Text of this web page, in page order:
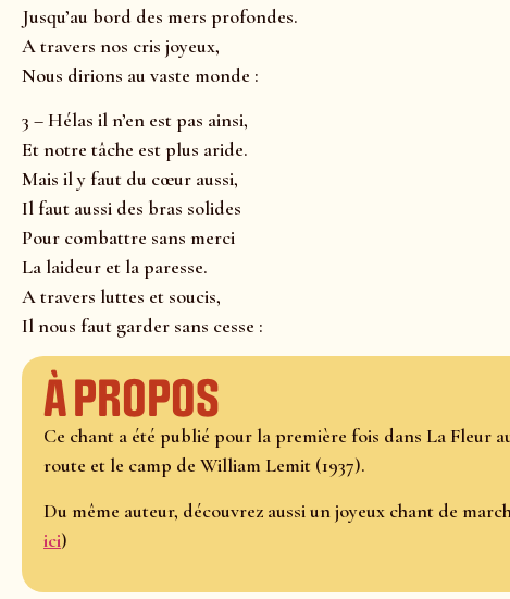
Jusqu’au bord des mers profondes.
A travers nos cris joyeux,
Nous dirions au vaste monde :
3 – Hélas il n’en est pas ainsi,
Et notre tâche est plus aride.
Mais il y faut du cœur aussi,
Il faut aussi des bras solides
Pour combattre sans merci
La laideur et la paresse.
A travers luttes et soucis,
Il nous faut garder sans cesse :
À propos
Ce chant a été publié pour la première fois dans La Fleur
route et le camp de William Lemit (1937).
Du même auteur, découvrez aussi un joyeux chant de
ici)